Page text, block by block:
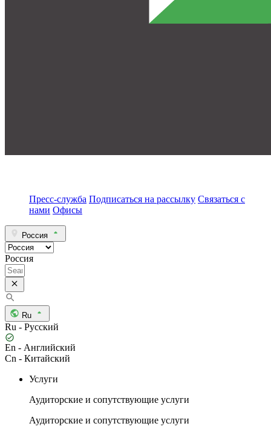
Пресс-служба Подписаться на рассылку Связаться с
нами Офисы
Россия
Россия
Ru
Ru - Русский
En - Английский
Cn - Китайский
Услуги
Аудиторские и сопутствующие услуги
Аудиторские и сопутствующие услуги